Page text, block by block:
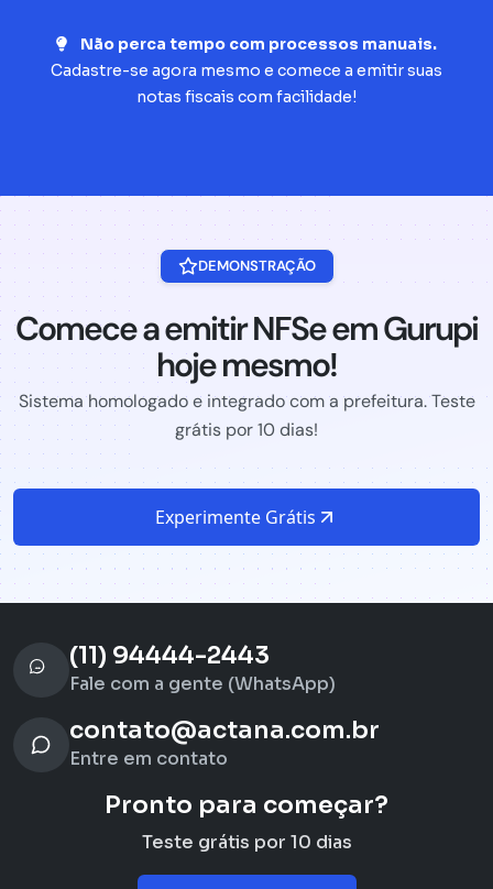
Não perca tempo com processos manuais.
Cadastre-se agora mesmo e comece a emitir suas
notas fiscais com facilidade!
DEMONSTRAÇÃO
Comece a emitir NFSe em Gurupi
hoje mesmo!
Sistema homologado e integrado com a prefeitura. Teste
grátis por 10 dias!
Experimente Grátis
(11) 94444-2443
Fale com a gente (WhatsApp)
contato@actana.com.br
Entre em contato
Pronto para começar?
Teste grátis por 10 dias